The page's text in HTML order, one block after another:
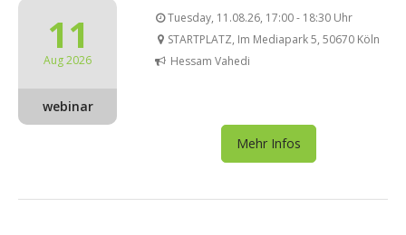
11
Aug 2026
webinar
Tuesday, 11.08.26, 17:00 - 18:30 Uhr
STARTPLATZ, Im Mediapark 5, 50670 Köln
Hessam Vahedi
Mehr Infos